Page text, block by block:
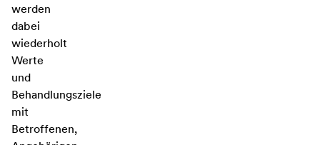
werden
dabei
wiederholt
Werte
und
Behandlungsziele
mit
Betroffenen,